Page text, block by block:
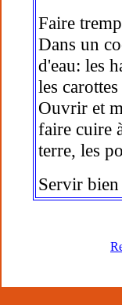
Faire
Dans un
d'eau: les
les
Ouvrir et
faire cuire
terre, les
Servir bien